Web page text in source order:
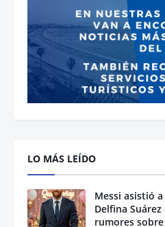
LO MÁS LEÍDO
Messi asistió
Delfina
rumores